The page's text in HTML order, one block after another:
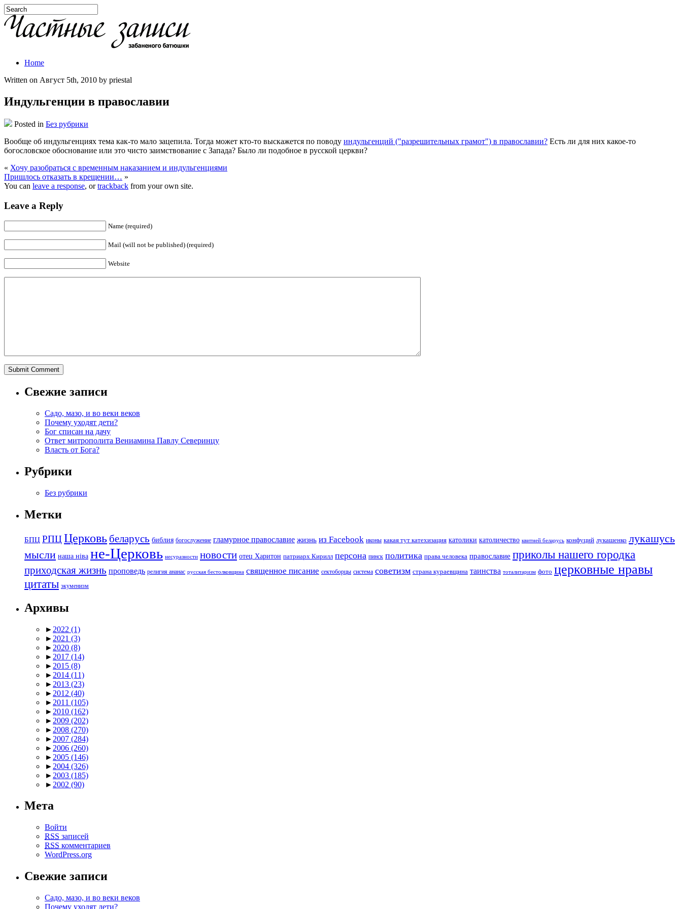
Home
Written on Август 5th, 2010 by priestal
Индульгенции в православии
Posted in Без рубрики
Вообще об индульгенциях тема как-то мало зацепила. Тогда может кто-то выскажется по поводу индульгенций ("разрешительных грамот") в православии? Есть ли для них какое-то
богословское обоснование или это чисто заимствование с Запада? Было ли подобное в русской церкви?
« Хочу разобраться с временным наказанием и индульгенциями
Пришлось отказать в крещении… »
You can leave a response, ortrackback from your own site.
Leave a Reply
Name (required)
Mail (will not be published) (required)
Website
Свежие записи
Садо, мазо, и во веки веков
Почему уходят дети?
Бог списан на дачу
Ответ митрополита Вениамина Павлу Северинцу
Власть от Бога?
Рубрики
Без рубрики
Метки
БПЦ РПЦ Церковь беларусь библия богослужение гламурное православие жизнь из Facebook иконы какая тут катехизация католики католичество квитней беларусь конфуций лукашенко лукашусь
мысли наша ніва не-Церковь несуразности новости отец Харитон патриарх Кирилл персона пинск политика права человека православие приколы нашего городка
приходская жизнь проповедь религия ананас русская бестолковщина священное писание сектоборцы система советизм страна кураевщина таинства тоталитаризм фото церковные нравы
цитаты экуменизм
Архивы
► 2022 (1)
► 2021 (3)
► 2020 (8)
► 2017 (14)
► 2015 (8)
► 2014 (11)
► 2013 (23)
► 2012 (40)
► 2011 (105)
► 2010 (162)
► 2009 (202)
► 2008 (270)
► 2007 (284)
► 2006 (260)
► 2005 (146)
► 2004 (326)
► 2003 (185)
► 2002 (90)
Мета
Войти
RSS записей
RSS комментариев
WordPress.org
Свежие записи
Садо, мазо, и во веки веков
Почему уходят дети?